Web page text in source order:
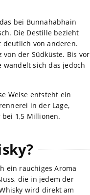
bei Bunnahabhain
Die Destille bezieht
deutlich von anderen.
der Südküste. Bis vor
sich das jedoch
Weise entsteht ein
in der Lage,
1,5 Millionen.
ein rauchiges Aroma
die in jedem der
wird direkt am